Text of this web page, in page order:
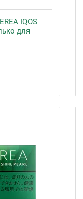
IQOS
для